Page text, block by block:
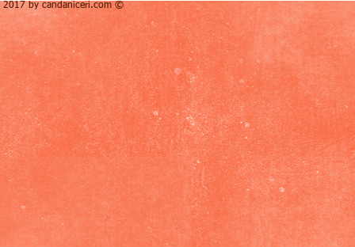
​ 2017 by candaniceri.com ©